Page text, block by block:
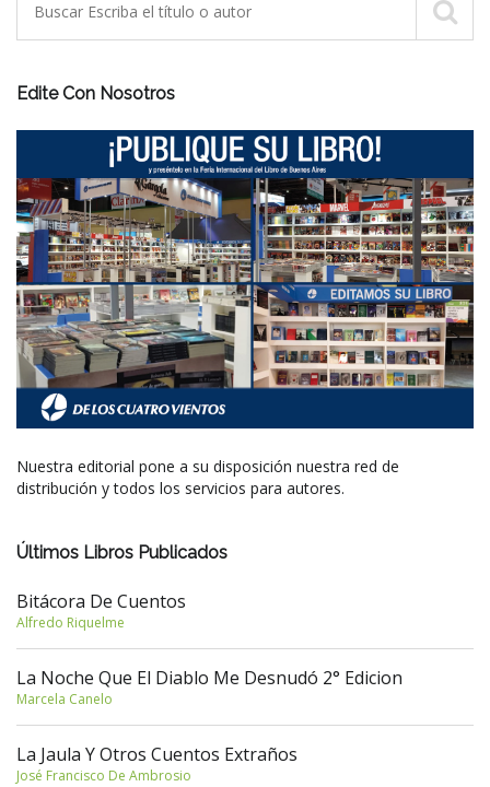
Edite Con Nosotros
Nuestra editorial pone a su disposición nuestra red de
distribución y todos los servicios para autores.
Últimos Libros Publicados
Bitácora De Cuentos
Alfredo Riquelme
La Noche Que El Diablo Me Desnudó 2° Edicion
Marcela Canelo
La Jaula Y Otros Cuentos Extraños
José Francisco De Ambrosio